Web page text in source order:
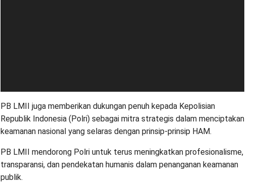
PB LMII juga memberikan dukungan penuh kepada Kepolisian
Republik Indonesia (Polri) sebagai mitra strategis dalam menciptakan
keamanan nasional yang selaras dengan prinsip-prinsip HAM.
PB LMII mendorong Polri untuk terus meningkatkan profesionalisme,
transparansi, dan pendekatan humanis dalam penanganan keamanan
publik.